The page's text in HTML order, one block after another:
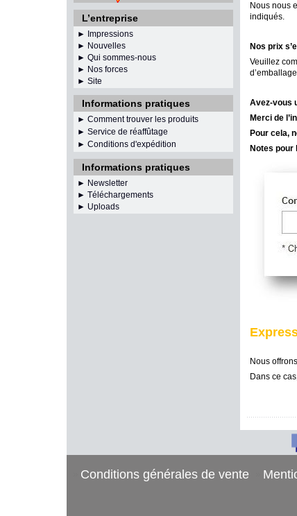
L’entreprise
► Impressions
► Nouvelles
► Qui sommes-nous
► Nos forces
► Site
Informations pratiques
► Comment trouver les produits
► Service de réaffûtage
► Conditions d'expédition
Informations pratiques
► Newsletter
► Téléchargements
► Uploads
Nous nous
indiqués.
Nos prix
Veuillez
Avez-vous
Merci de
Pour cel a,
Notes pour
Nous
Dans ce
Conditions générales de vente